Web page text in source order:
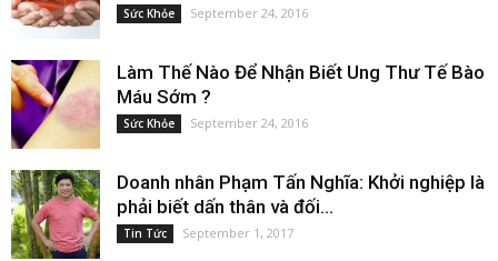
Sức Khỏe September 24, 2016
Làm Thế Nào Để Nhận Biết Ung Thư Tế Bào
Máu Sớm ?
Sức Khỏe September 24, 2016
Doanh nhân Phạm Tấn Nghĩa: Khởi nghiệp là
phải biết dấn thân và đối...
Tin Tức September 1, 2017